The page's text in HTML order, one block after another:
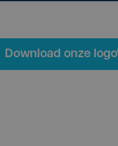
Download onze